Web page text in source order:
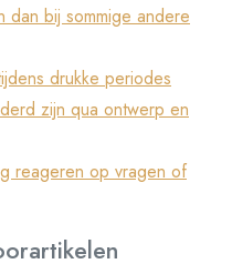
dan bij sommige andere
drukke periodes
zijn qua ontwerp en
reageren op vragen of